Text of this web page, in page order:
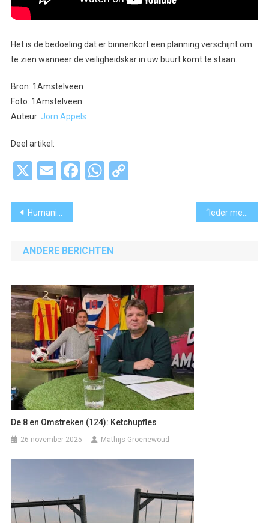
Het is de bedoeling dat er binnenkort een planning verschijnt om
te zien wanneer de veiligheidskar in uw buurt komt te staan.
Bron: 1Amstelveen
Foto: 1Amstelveen
Auteur: Jorn Appels
Deel artikel:
X EmailFacebook
WhatsApp
Copy
Bericht
navigatie
Humanitas Amstelland blikt terug op de Week van de Eenzaamheiden en start cursus ‘Creatief Leven’
ANDERE BERICHTEN
De 8 en Omstreken (124): Ketchupfles
26 november 2025 Mathijs Groenewoud